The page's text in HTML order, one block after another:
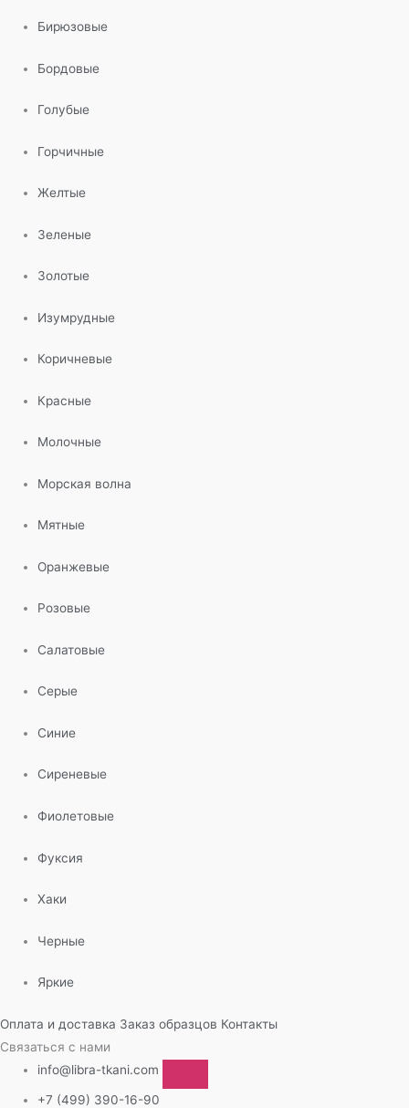
Бирюзовые
Бордовые
Голубые
Горчичные
Желтые
Зеленые
Золотые
Изумрудные
Коричневые
Красные
Молочные
Морская волна
Мятные
Оранжевые
Розовые
Салатовые
Серые
Синие
Сиреневые
Фиолетовые
Фуксия
Хаки
Черные
Яркие
Оплата и доставка Заказ образцов Контакты
Связаться с нами
info@libra-tkani.com
+7 (499) 390-16-90